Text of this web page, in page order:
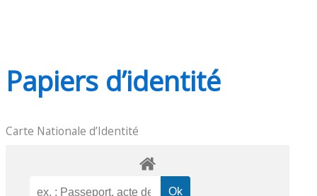
Papiers d’identité
Carte Nationale d’Identité